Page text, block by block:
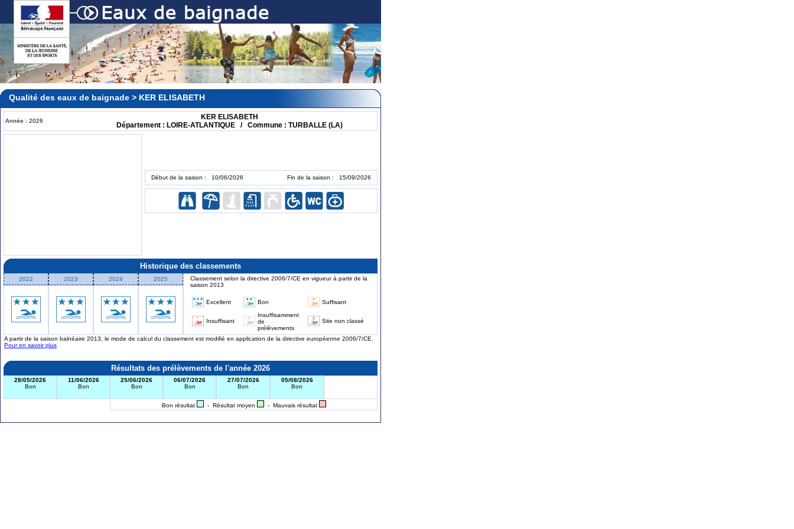
Qualité des eaux de baignade > KER ELISABETH
Année : 2026
KER ELISABETH
Département : LOIRE-ATLANTIQUE / Commune : TURBALLE (LA)
Début de la saison : 10/06/2026 Fin de la saison : 15/09/2026
Historique des classements
2022 2023 2024 2025
Classement selon la directive 2006/7/CE en vigueur à partir de la
saison 2013
Excellent Bon Suffisant
Insuffisant
Insuffisamment
de
prélèvements
Site non classé
A partir de la saison balnéaire 2013, le mode de calcul du classement est modifié en application de la directive européenne 2006/7/CE.
Pour en savoir plus
Résultats des prélèvements de l'année 2026
28/05/2026
Bon
11/06/2026
Bon
25/06/2026
Bon
06/07/2026
Bon
27/07/2026
Bon
05/08/2026
Bon
Bon résultat - Résultat moyen - Mauvais résultat